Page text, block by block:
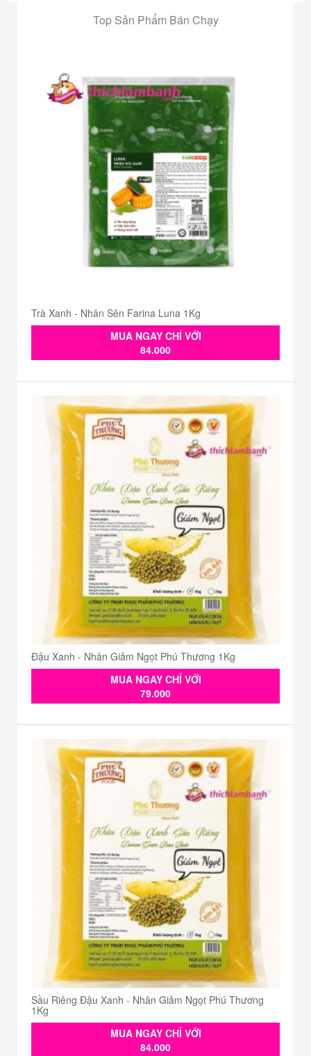
Top Sản Phẩm Bán Chạy
Trà Xanh - Nhân Sên Farina Luna 1Kg
MUA NGAY CHỈ VỚI
84.000
Đậu Xanh - Nhân Giảm Ngọt Phú Thương 1Kg
MUA NGAY CHỈ VỚI
79.000
Sầu Riêng Đậu Xanh - Nhân Giảm Ngọt Phú Thương
1Kg
MUA NGAY CHỈ VỚI
84.000